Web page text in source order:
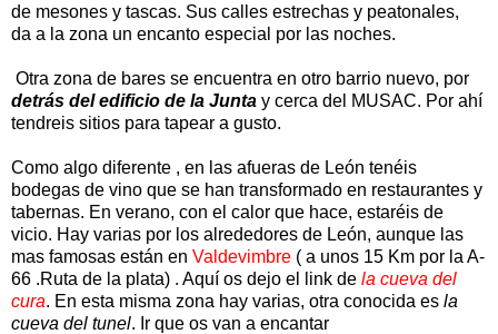
de mesones y tascas. Sus calles estrechas y peatonales,
da a la zona un encanto especial por las noches.
Otra zona de bares se encuentra en otro barrio nuevo, por
detrás del edificio de la Junta y cerca del MUSAC. Por ahí
tendreis sitios para tapear a gusto.
Como algo diferente , en las afueras de León tenéis
bodegas de vino que se han transformado en restaurantes y
tabernas. En verano, con el calor que hace, estaréis de
vicio. Hay varias por los alrededores de León, aunque las
mas famosas están en Valdevimbre ( a unos 15 Km por la A-
66 .Ruta de la plata) . Aquí os dejo el link de la cueva del
cura. En esta misma zona hay varias, otra conocida es la
cueva del tunel. Ir que os van a encantar